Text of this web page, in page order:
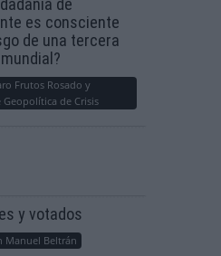
es consciente
de una tercera
Frutos Rosado y
Geopolítica de Crisis
y votados
Manuel Beltrán